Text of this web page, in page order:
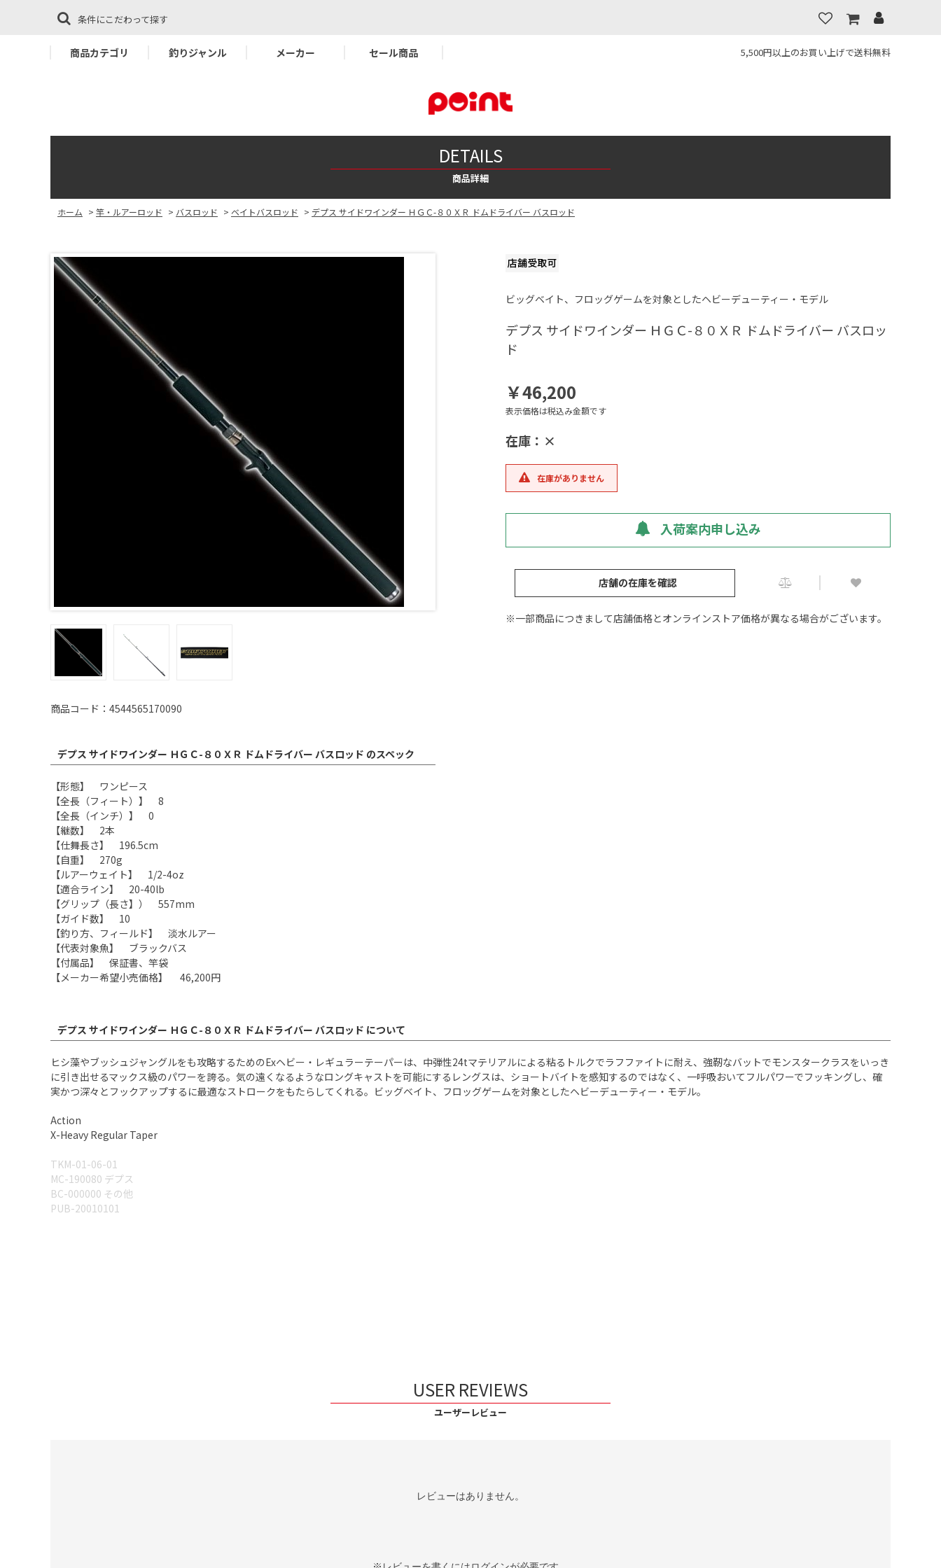
条件にこだわって探す
商品カテゴリ 釣りジャンル メーカー セール商品 5,500円以上のお買い上げで送料無料
DETAILS
商品詳細
ホーム > 竿・ルアーロッド > バスロッド > ベイトバスロッド > デプス サイドワインダー ＨＧＣ-８０ＸＲ ドムドライバー バスロッド
商品コード：4544565170090
デプス サイドワインダー ＨＧＣ-８０ＸＲ ドムドライバー バスロッド のスペック
【形態】 ワンピース
【全長（フィート）】 8
【全長（インチ）】 0
【継数】 2本
【仕舞長さ】 196.5cm
【自重】 270g
【ルアーウェイト】 1/2-4oz
【適合ライン】 20-40lb
【グリップ（長さ】） 557mm
【ガイド数】 10
【釣り方、フィールド】 淡水ルアー
【代表対象魚】 ブラックバス
【付属品】 保証書、竿袋
【メーカー希望小売価格】 46,200円
ビッグベイト、フロッグゲームを対象としたヘビーデューティー・モデル
デプス サイドワインダー ＨＧＣ-８０ＸＲ ドムドライバー バスロッ
ド
￥46,200
表示価格は税込み金額です
在庫：×
在庫がありません
入荷案内申し込み
店舗の在庫を確認
※一部商品につきまして店舗価格とオンラインストア価格が異なる場合がございます。
デプス サイドワインダー ＨＧＣ-８０ＸＲ ドムドライバー バスロッド について
ヒシ藻やブッシュジャングルをも攻略するためのExヘビー・レギュラーテーパーは、中弾性24tマテリアルによる粘るトルクでラフファイトに耐え、強靭なバットでモンスタークラスをいっき
に引き出せるマックス級のパワーを誇る。気の遠くなるようなロングキャストを可能にするレングスは、ショートバイトを感知するのではなく、一呼吸おいてフルパワーでフッキングし、確
実かつ深々とフックアップするに最適なストロークをもたらしてくれる。ビッグベイト、フロッグゲームを対象としたヘビーデューティー・モデル。
Action
X-Heavy Regular Taper
TKM-01-06-01
MC-190080 デプス
BC-000000 その他
PUB-20010101
USER REVIEWS
ユーザーレビュー
レビューはありません。